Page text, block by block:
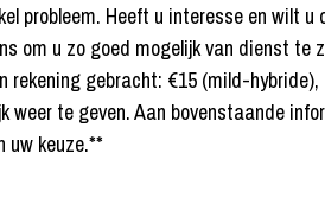
Heeft u interesse en wilt
om u zo goed mogelijk van dienst
gebracht: €15 (mild-
te geven. Aan bovenstaande
keuze.**